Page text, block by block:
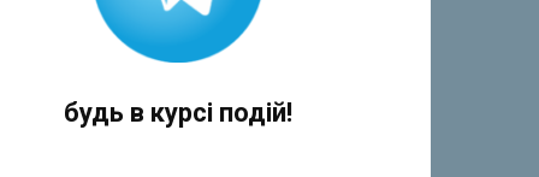
будь в курсі подій!